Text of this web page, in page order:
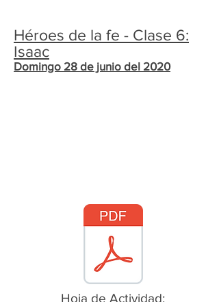
Héroes de la fe - Clase 6:
Isaac
Domingo 28 de junio del 2020
Hoja de Actividad: